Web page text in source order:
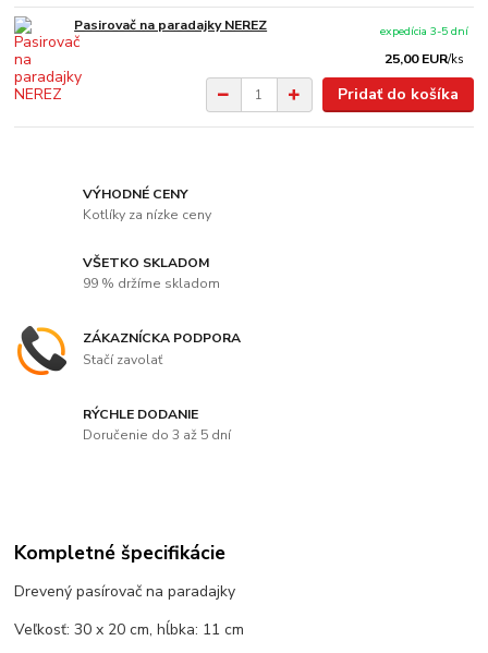
Pasirovač na paradajky NEREZ
25,00 EUR/ks
expedícia 3-5 dní
Pridať do košíka
VÝHODNÉ CENY
Kotlíky za nízke ceny
VŠETKO SKLADOM
99 % držíme skladom
ZÁKAZNÍCKA PODPORA
Stačí zavolať
RÝCHLE DODANIE
Doručenie do 3 až 5 dní
Kompletné špecifikácie
Drevený pasírovač na paradajky
Veľkosť: 30 x 20 cm, hĺbka: 11 cm